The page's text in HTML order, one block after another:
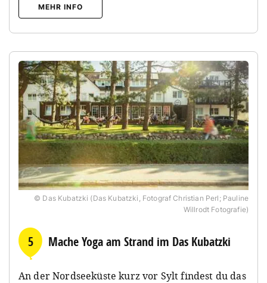
MEHR INFO
© Das Kubatzki (Das Kubatzki, Fotograf Christian Perl; Pauline
Willrodt Fotografie)
5 Mache Yoga am Strand im Das Kubatzki
An der Nordseeküste kurz vor Sylt findest du das